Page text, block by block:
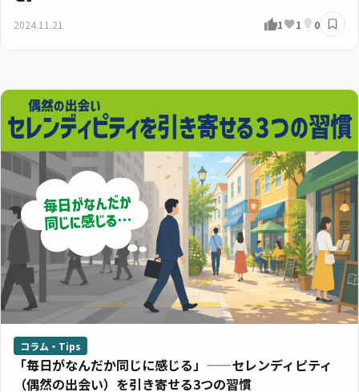
2024.11.21 1 1 0
コラム・Tips
「毎日がなんだか同じに感じる」——セレンディピティ
（偶然の出会い）を引き寄せる3つの習慣